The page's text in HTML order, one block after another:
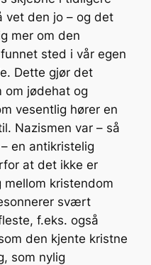
vet den jo – og det
mer om den
sted i vår egen
Dette gjør det
om jødehat og
vesentlig hører en
Nazismen var – så
en antikristelig
at det ikke er
mellom kristendom
svært
f.eks. også
den kjente kristne
som nylig